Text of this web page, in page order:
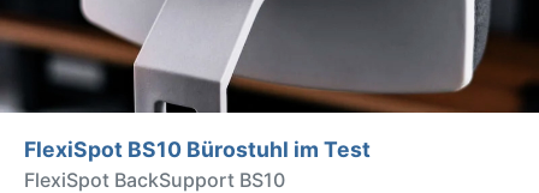
FlexiSpot BS10 Bürostuhl im Test
FlexiSpot BackSupport BS10